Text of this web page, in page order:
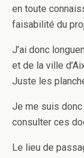
en toute
faisabilité du
J’ai donc
et de la ville
Juste les
Je me suis
consulter ces
Le lieu de